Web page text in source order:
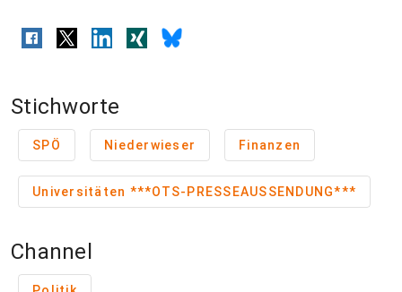
Stichworte
SPÖ Niederwieser Finanzen
Universitäten ***OTS-PRESSEAUSSENDUNG***
Channel